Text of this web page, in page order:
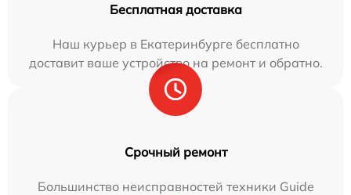
Бесплатная доставка
Наш курьер в Екатеринбурге бесплатно
доставит ваше устройство на ремонт и обратно.
Срочный ремонт
Большинство неисправностей техники Guide